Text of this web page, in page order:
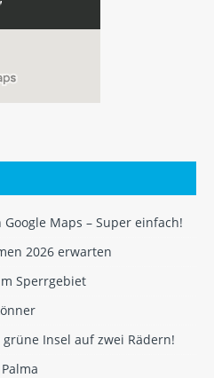
Maps – Super einfach!
2026 erwarten
Sperrgebiet
Insel auf zwei Rädern!